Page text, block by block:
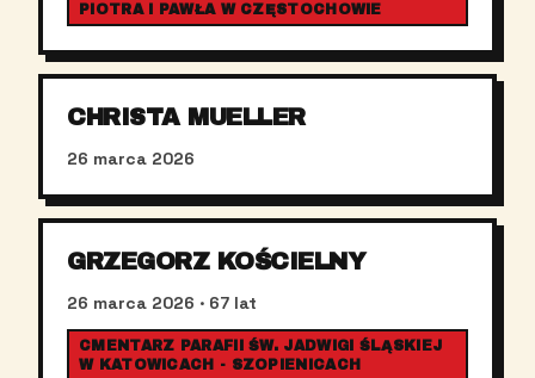
PIOTRA I PAWŁA W CZĘSTOCHOWIE
CHRISTA MUELLER
26 marca 2026
GRZEGORZ KOŚCIELNY
26 marca 2026 · 67 lat
CMENTARZ PARAFII ŚW. JADWIGI ŚLĄSKIEJ
W KATOWICACH - SZOPIENICACH